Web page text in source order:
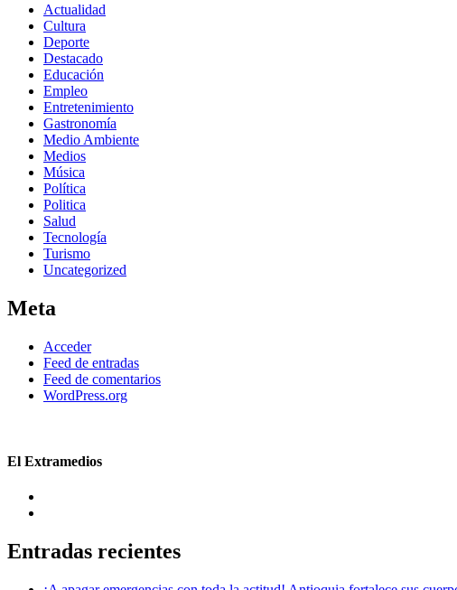
Actualidad
Cultura
Deporte
Destacado
Educación
Empleo
Entretenimiento
Gastronomía
Medio Ambiente
Medios
Música
Política
Politica
Salud
Tecnología
Turismo
Uncategorized
Meta
Acceder
Feed de entradas
Feed de comentarios
WordPress.org
El Extramedios
Entradas recientes